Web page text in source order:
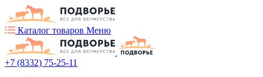
Каталог товаров Меню
+7 (8332) 75-25-11